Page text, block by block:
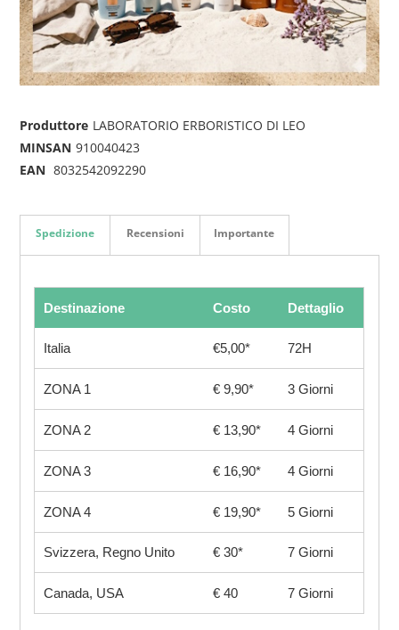
Produttore LABORATORIO ERBORISTICO DI LEO
MINSAN 910040423
EAN 8032542092290
Spedizione
Destinazione Costo Dettaglio
Italia €5,00* 72H
ZONA 1 € 9,90* 3 Giorni
ZONA 2 € 13,90* 4 Giorni
ZONA 3 € 16,90* 4 Giorni
ZONA 4 € 19,90* 5 Giorni
Svizzera, Regno Unito € 30* 7 Giorni
Canada, USA € 40 7 Giorni
Recensioni Importante